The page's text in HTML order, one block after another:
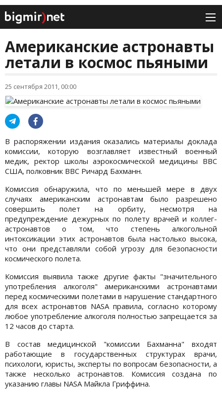
Американские астронавты
летали в космос пьяными
25 сентября 2011, 00:00
В распоряжении издания оказались материалы доклада
комиссии, которую возглавляет известный военный
медик, ректор школы аэрокосмической медицины ВВС
США, полковник ВВС Ричард Бахманн.
Комиссия обнаружила, что по меньшей мере в двух
случаях американским астронавтам было разрешено
совершить полет на орбиту, несмотря на
предупреждение дежурных по полету врачей и коллег-
астронавтов о том, что степень алкогольной
интоксикации этих астронавтов была настолько высока,
что они представляли собой угрозу для безопасности
космического полета.
Комиссия выявила также другие факты "значительного
употребления алкоголя" американскими астронавтами
перед космическими полетами в нарушение стандартного
для всех астронавтов NASA правила, согласно которому
любое употребление алкоголя полностью запрещается за
12 часов до старта.
В состав медицинской "комиссии Бахманна" входят
работающие в государственных структурах врачи,
психологи, юристы, эксперты по вопросам безопасности, а
также несколько астронавтов. Комиссия создана по
указанию главы NASA Майкла Гриффина.